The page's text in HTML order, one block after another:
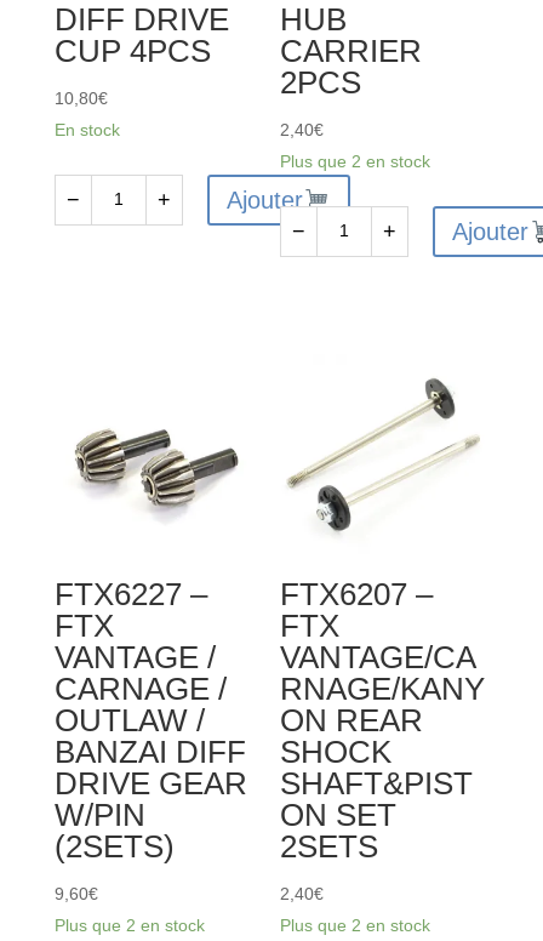
DRIVE
SPUR
GEARS
DIFF DRIVE
CUP 4PCS
10,80€
En stock
CUP
4PCS
− + Ajouter
HUB
CARRIER
2PCS
2,40€
Plus que 2 en stock
VANTAGE/CARNAGE
HUB
CARRIER
− + Ajouter
FTX6227 –
FTX
VANTAGE /
CARNAGE /
OUTLAW /
BANZAI DIFF
DRIVE GEAR
W/PIN
(2SETS)
9,60€
Plus que 2 en stock
FTX6207 –
FTX
VANTAGE/CA
RNAGE/KANY
ON REAR
SHOCK
SHAFT&PIST
ON SET
2SETS
2,40€
Plus que 2 en stock